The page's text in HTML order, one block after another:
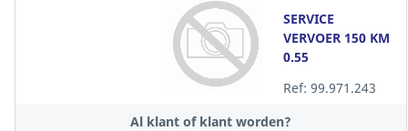
SERVICE
VERVOER 150 KM
0.55
Ref: 99.971.243
Al klant of klant worden?